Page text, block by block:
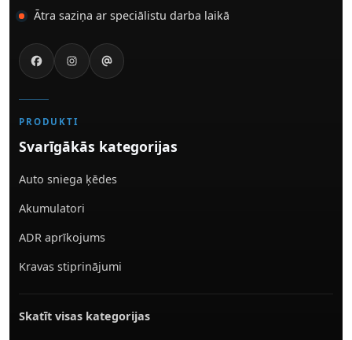
Ātra saziņa ar speciālistu darba laikā
PRODUKTI
Svarīgākās kategorijas
Auto sniega ķēdes
Akumulatori
ADR aprīkojums
Kravas stiprinājumi
Skatīt visas kategorijas